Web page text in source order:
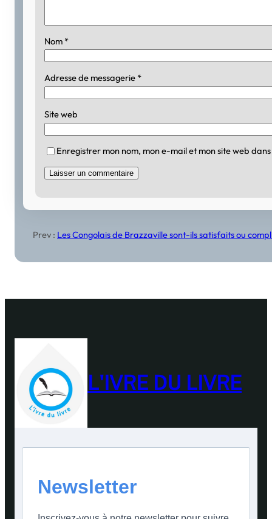
Nom *
Adresse de messagerie *
Site web
Enregistrer mon nom, mon e-mail et mon site web
Prev : Les Congolais de Brazzaville sont-ils satisfaits ou
L'IVRE DU LIVRE
Newsletter